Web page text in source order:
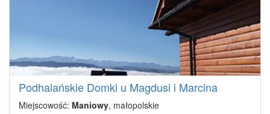
Podhalańskie Domki u Magdusi i Marcina
Miejscowość: Maniowy, małopolskie